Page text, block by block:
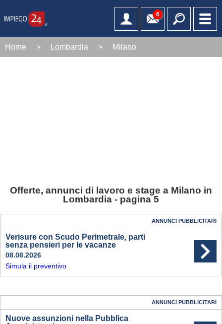
6
Home > Lombardia > Milano
Offerte, annunci di lavoro e stage a Milano in
Lombardia - pagina 5
ANNUNCI PUBBLICITARI
Verisure con Scudo Perimetrale, parti
senza pensieri per le vacanze
08.08.2026
Simula il preventivo
ANNUNCI PUBBLICITARI
Nuove assunzioni nella Pubblica